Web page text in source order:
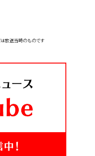
放送当時のものです